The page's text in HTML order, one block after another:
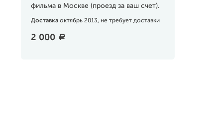
фильма в Москве (проезд за ваш счет).
Доставка октябрь 2013, не требует доставки
2 000 a